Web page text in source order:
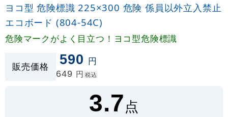
ヨコ型 危険標識 225×300 危険 係員以外立入禁止
エコボード (804-54C)
危険マークがよく目立つ！ヨコ型危険標識
販売価格 590 円
649 円 税込
3.7点